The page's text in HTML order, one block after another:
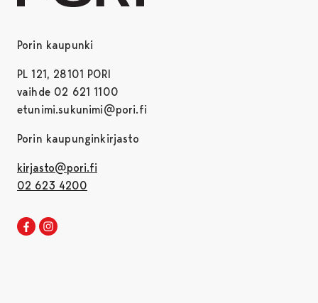
Porin kaupunki
PL 121, 28101 PORI
vaihde 02 621 1100
etunimi.sukunimi@pori.fi
Porin kaupunginkirjasto
kirjasto@pori.fi
02 623 4200
Porin kirjaston Facebook
Avautuu uudessa välilehdessä